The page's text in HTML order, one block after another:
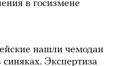
в госизмене
нашли чемодан
Экспертиза